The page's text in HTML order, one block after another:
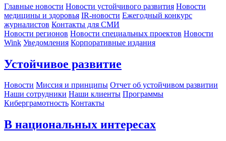
Главные новости Новости устойчивого развития Новости
медицины и здоровья IR-новости Ежегодный конкурс
журналистов Контакты для СМИ
Новости регионов Новости специальных проектов Новости
Wink Уведомления Корпоративные издания
Устойчивое развитие
Новости Миссия и принципы Отчет об устойчивом развитии
Наши сотрудники Наши клиенты Программы
Киберграмотность Контакты
В национальных интересах